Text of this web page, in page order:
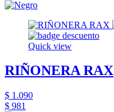
Quick view
RIÑONERA RAX
$ 1.090
$ 981